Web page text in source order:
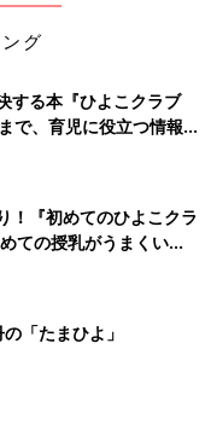
グ
する本『ひよこクラブ
、育児に役立つ情報が
！『初めてのひよこクラ
ての授乳がうまくい
と夏のトラブル 解決テ
「たまひよ」